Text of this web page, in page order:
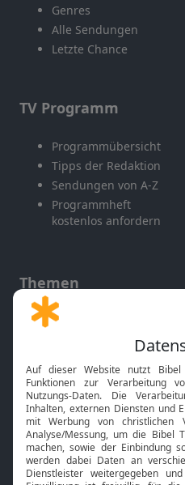
Genres
Alle Sendungen
Letzte Chance
TV Programm
Programmübersicht
Tipps der Redaktion
Sendungen von A-Z
Programmheft
kostenlos anfordern
Themen
Gott und Bibel erklärt
Neuigkeiten